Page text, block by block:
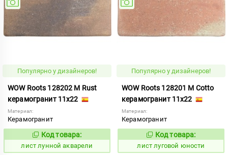
Популярно у дизайнеров!
WOW Roots 128202 M Rust
керамогранит 11x22
Материал:
Керамогранит
881250
Код товара:
лист лунной акварели
Популярно у дизайнеров!
WOW Roots 128201 M Cotto
керамогранит 11x22
Материал:
Керамогранит
881248
Код товара:
лист луговой юности